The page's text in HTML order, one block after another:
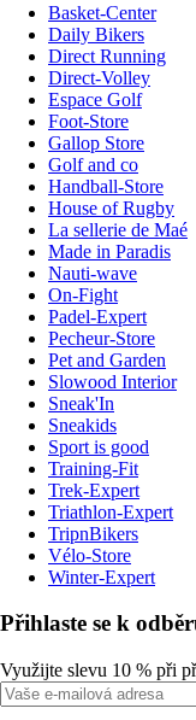
Basket-Center
Daily Bikers
Direct Running
Direct-Volley
Espace Golf
Foot-Store
Gallop Store
Golf and co
Handball-Store
House of Rugby
La sellerie de Maé
Made in Paradis
Nauti-wave
On-Fight
Padel-Expert
Pecheur-Store
Pet and Garden
Slowood Interior
Sneak'In
Sneakids
Sport is good
Training-Fit
Trek-Expert
Triathlon-Expert
TripnBikers
Vélo-Store
Winter-Expert
Přihlaste se k
Využijte slevu 10 % při